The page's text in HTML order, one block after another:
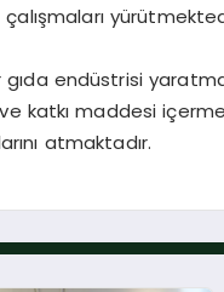
gıda endüstrisi
ve katkı maddesi
atmaktadır.